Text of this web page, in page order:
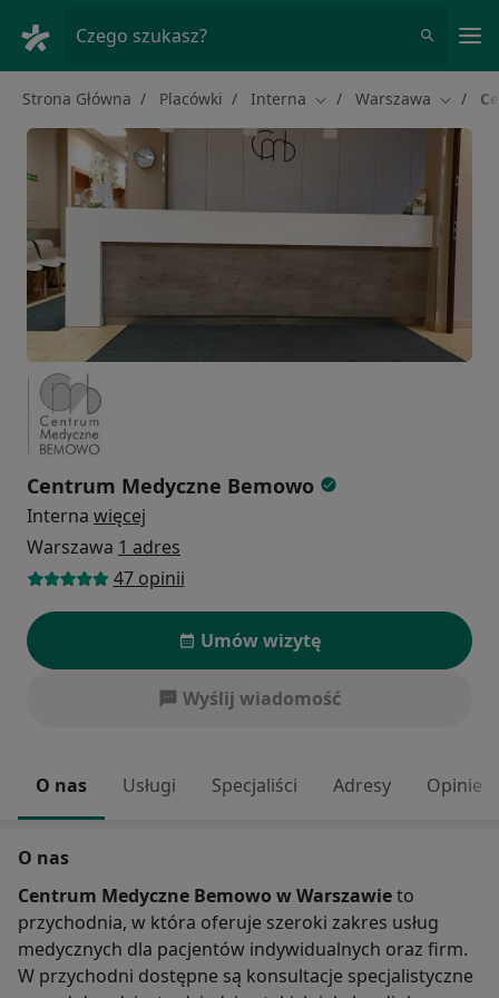
Czego szukasz?
Strona Główna Placówki Interna Zmień miasto
Warszawa Zmień
Centrum Medyczne Bemowo
Interna więcej
Warszawa 1 adres
47 opinii
Umów wizytę
Wyślij wiadomość
O nas Usługi Specjaliści Adresy Opinie
O nas
Centrum Medyczne Bemowo w Warszawieto
przychodnia, w która oferuje szeroki zakres usług
medycznych dla pacjentów indywidualnych oraz firm.
W przychodni dostępne są konsultacje specjalistyczne